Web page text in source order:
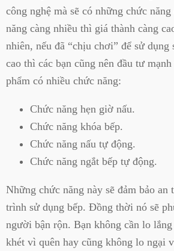
công nghệ mà sẽ có những chức
năng càng nhiều thì giá thành càng
nhiên, nếu đã “chịu chơi” để sử dụng
cao thì các bạn cũng nên đầu tư
phẩm có nhiều chức năng:
Chức năng hẹn giờ nấu.
Chức năng khóa bếp.
Chức năng nấu tự động.
Chức năng ngắt bếp tự động.
Những chức năng này sẽ đảm bảo an
trình sử dụng bếp. Đồng thời nó sẽ
người bận rộn. Bạn không cần lo
khét vì quên hay cũng không lo ngại